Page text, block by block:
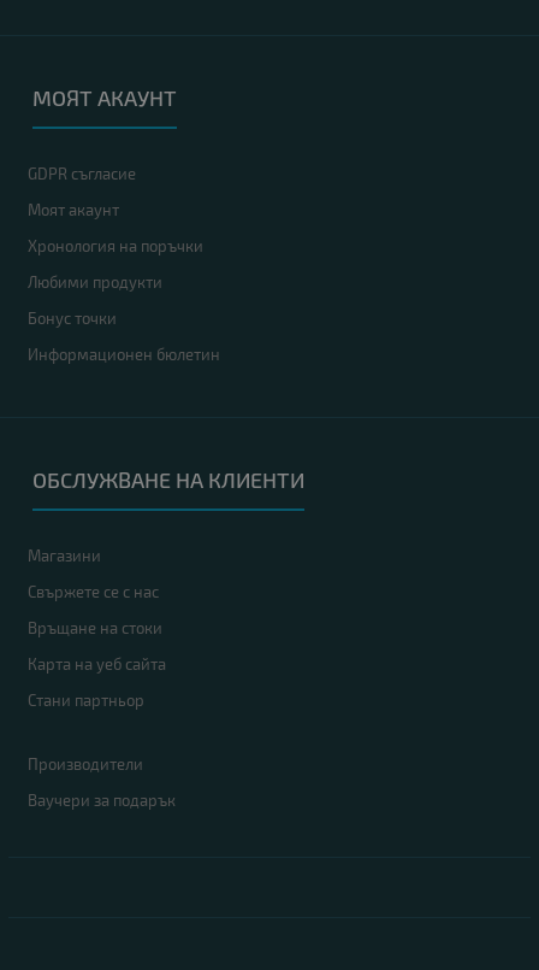
МОЯТ АКАУНТ
GDPR съгласие
Моят акаунт
Хронология на поръчки
Любими продукти
Бонус точки
Информационен бюлетин
ОБСЛУЖВАНЕ НА КЛИЕНТИ
Магазини
Свържете се с нас
Връщане на стоки
Карта на уеб сайта
Стани партньор
Производители
Ваучери за подарък